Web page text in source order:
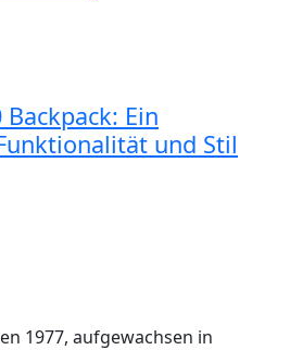
Ein
und Stil
1977, aufgewachsen in